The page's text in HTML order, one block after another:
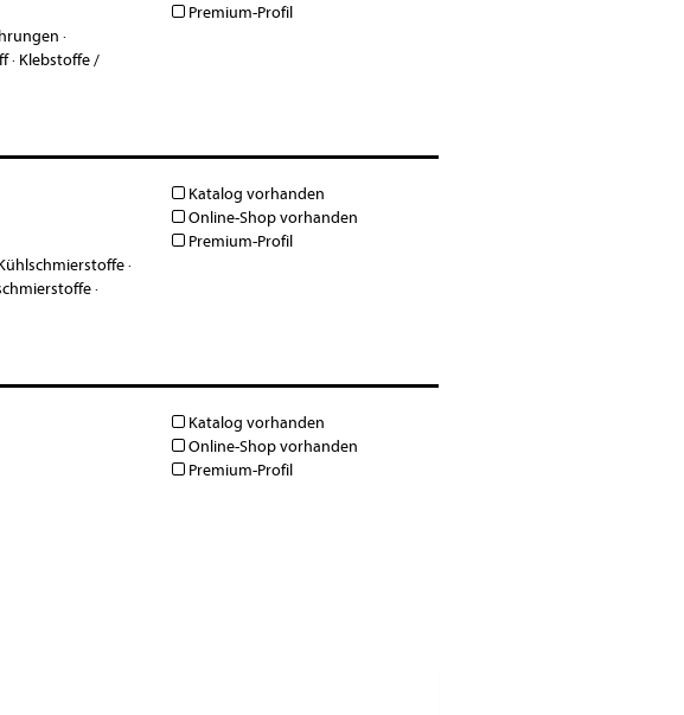
·
· Klebstoffe /
Premium-Profil
·
·
Katalog vorhanden
Online-Shop vorhanden
Premium-Profil
Katalog vorhanden
Online-Shop vorhanden
Premium-Profil